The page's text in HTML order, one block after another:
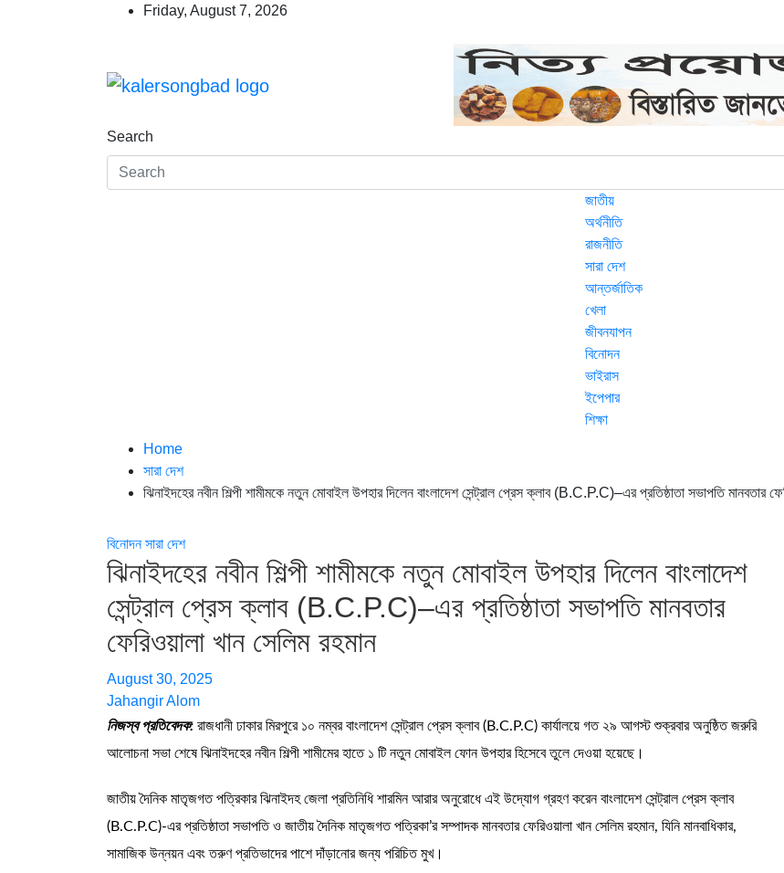
Friday, August 7, 2026
Search
জাতীয়
অর্থনীতি
রাজনীতি
সারা দেশ
আন্তর্জাতিক
খেলা
জীবনযাপন
বিনোদন
ভাইরাস
ইপেপার
শিক্ষা
Home
সারা দেশ
ঝিনাইদহের নবীন শিল্পী শামীমকে নতুন মোবাইল উপহার দিলেন বাংলাদেশ সেন্ট্রাল প্রেস ক্লাব (B.C.P.C)–এর প্রতিষ্ঠাতা সভাপতি মানবতার
বিনোদন সারা দেশ
ঝিনাইদহের নবীন শিল্পী শামীমকে নতুন মোবাইল উপহার দিলেন বাংলাদেশ
সেন্ট্রাল প্রেস ক্লাব (B.C.P.C)–এর প্রতিষ্ঠাতা সভাপতি মানবতার
ফেরিওয়ালা খান সেলিম রহমান
August 30, 2025
Jahangir Alom
নিজস্ব প্রতিবেদক: রাজধানী ঢাকার মিরপুরে ১০ নম্বর বাংলাদেশ সেন্ট্রাল প্রেস ক্লাব (B.C.P.C) কার্যালয়ে গত ২৯ আগস্ট শুক্রবার অনুষ্ঠিত জরুরি
আলোচনা সভা শেষে ঝিনাইদহের নবীন শিল্পী শামীমের হাতে ১ টি নতুন মোবাইল ফোন উপহার হিসেবে তুলে দেওয়া হয়েছে।
জাতীয় দৈনিক মাতৃজগত পত্রিকার ঝিনাইদহ জেলা প্রতিনিধি শারমিন আরার অনুরোধে এই উদ্যোগ গ্রহণ করেন বাংলাদেশ সেন্ট্রাল প্রেস ক্লাব
(B.C.P.C)-এর প্রতিষ্ঠাতা সভাপতি ও জাতীয় দৈনিক মাতৃজগত পত্রিকা’র সম্পাদক মানবতার ফেরিওয়ালা খান সেলিম রহমান, যিনি মানবাধিকার,
সামাজিক উন্নয়ন এবং তরুণ প্রতিভাদের পাশে দাঁড়ানোর জন্য পরিচিত মুখ।